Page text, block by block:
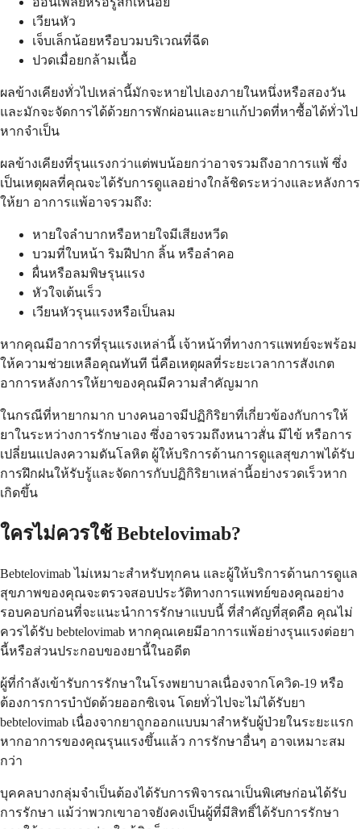
เวียนหัว
เจ็บเล็กน้อยหรือบวมบริเวณที่ฉีด
ปวดเมื่อยกล้ามเนื้อ
ผลข้างเคียงทั่วไปเหล่านี้มักจะหายไปเองภายในหนึ่งหรือสองวัน
และมักจะจัดการได้ด้วยการพักผ่อนและยาแก้ปวดที่หาซื้อได้ทั่วไป
หากจำเป็น
ผลข้างเคียงที่รุนแรงกว่าแต่พบน้อยกว่าอาจรวมถึงอาการแพ้ ซึ่ง
เป็นเหตุผลที่คุณจะได้รับการดูแลอย่างใกล้ชิดระหว่างและหลังการ
ให้ยา อาการแพ้อาจรวมถึง:
หายใจลำบากหรือหายใจมีเสียงหวีด
บวมที่ใบหน้า ริมฝีปาก ลิ้น หรือลำคอ
ผื่นหรือลมพิษรุนแรง
หัวใจเต้นเร็ว
เวียนหัวรุนแรงหรือเป็นลม
หากคุณมีอาการที่รุนแรงเหล่านี้ เจ้าหน้าที่ทางการแพทย์จะพร้อม
ให้ความช่วยเหลือคุณทันที นี่คือเหตุผลที่ระยะเวลาการสังเกต
อาการหลังการให้ยาของคุณมีความสำคัญมาก
ในกรณีที่หายากมาก บางคนอาจมีปฏิกิริยาที่เกี่ยวข้องกับการให้
ยาในระหว่างการรักษาเอง ซึ่งอาจรวมถึงหนาวสั่น มีไข้ หรือการ
เปลี่ยนแปลงความดันโลหิต ผู้ให้บริการด้านการดูแลสุขภาพได้รับ
การฝึกฝนให้รับรู้และจัดการกับปฏิกิริยาเหล่านี้อย่างรวดเร็วหาก
เกิดขึ้น
ใครไม่ควรใช้ Bebtelovimab?
Bebtelovimab ไม่เหมาะสำหรับทุกคน และผู้ให้บริการด้านการดูแล
สุขภาพของคุณจะตรวจสอบประวัติทางการแพทย์ของคุณอย่าง
รอบคอบก่อนที่จะแนะนำการรักษาแบบนี้ ที่สำคัญที่สุดคือ คุณไม่
ควรได้รับ bebtelovimab หากคุณเคยมีอาการแพ้อย่างรุนแรงต่อยา
นี้หรือส่วนประกอบของยานี้ในอดีต
ผู้ที่กำลังเข้ารับการรักษาในโรงพยาบาลเนื่องจากโควิด-19 หรือ
ต้องการการบำบัดด้วยออกซิเจน โดยทั่วไปจะไม่ได้รับยา
bebtelovimab เนื่องจากยาถูกออกแบบมาสำหรับผู้ป่วยในระยะแรก
หากอาการของคุณรุนแรงขึ้นแล้ว การรักษาอื่นๆ อาจเหมาะสม
กว่า
บุคคลบางกลุ่มจำเป็นต้องได้รับการพิจารณาเป็นพิเศษก่อนได้รับ
การรักษา แม้ว่าพวกเขาอาจยังคงเป็นผู้ที่มีสิทธิ์ได้รับการรักษา